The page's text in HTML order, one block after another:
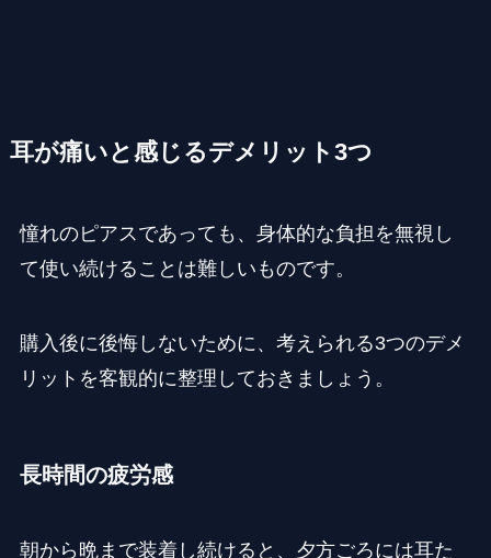
耳が痛いと感じるデメリット3つ
憧れのピアスであっても、身体的な負担を無視し
て使い続けることは難しいものです。
購入後に後悔しないために、考えられる3つのデメ
リットを客観的に整理しておきましょう。
長時間の疲労感
朝から晩まで装着し続けると、夕方ごろには耳た